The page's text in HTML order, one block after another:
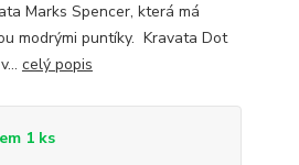
Marks Spencer, která má
modrými puntíky. Kravata Dot
celý popis
1 ks